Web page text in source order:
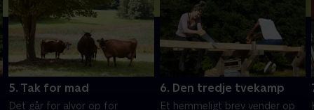
5. Tak for mad
Det går for alvor op for
6. Den tredje tvekamp
Et hemmeligt brev vender op